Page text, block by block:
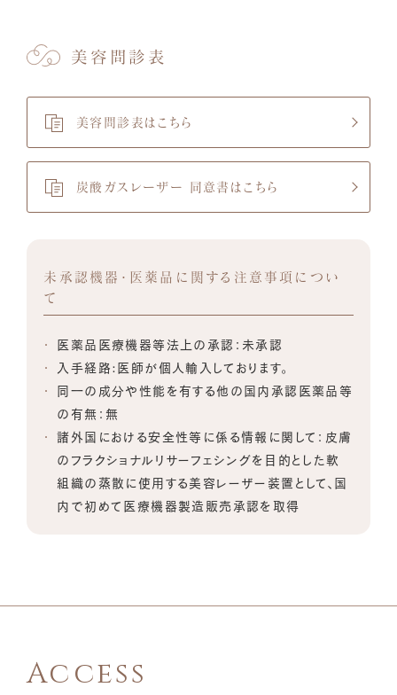
美容問診表
美容問診表はこちら
炭酸ガスレーザー 同意書はこちら
未承認機器・医薬品に関する注意事項につい
て
医薬品医療機器等法上の承認：未承認
入手経路:医師が個人輸入しております。
同一の成分や性能を有する他の国内承認医薬品等
の有無：無
諸外国における安全性等に係る情報に関して：皮膚
のフラクショナルリサーフェシングを目的とした軟
組織の蒸散に使用する美容レーザー装置として、国
内で初めて医療機器製造販売承認を取得
Access